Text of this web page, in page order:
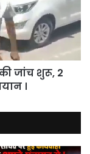
जांच शुरू, 2
।